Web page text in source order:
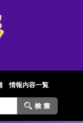
情報内容一覧